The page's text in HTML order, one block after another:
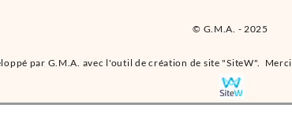
© G.M.A. - 2025
par G.M.A. avec l'outil de création de site "SiteW".